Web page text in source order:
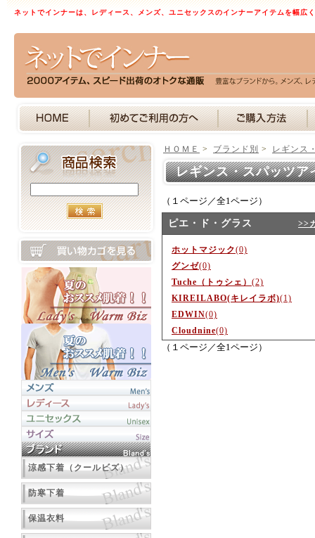
ネットでインナーは、レディース、メンズ、ユニセックスのインナーアイテムを幅広
涼感下着（クールビズ）
防寒下着
保温衣料
ＨＯＭＥ > ブランド別 > レギンス
レギンス・スパッツ
（１ページ／全1ページ）
ピエ・ド・グラス >>
ホットマジック(0)
グンゼ(0)
Tuche（トゥシェ） (2)
KIREILABO(キレイラボ)(1)
EDWIN(0)
Cloudnine(0)
（１ページ／全1ページ）